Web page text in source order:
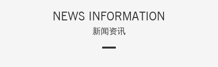
NEWS INFORMATION
新闻资讯